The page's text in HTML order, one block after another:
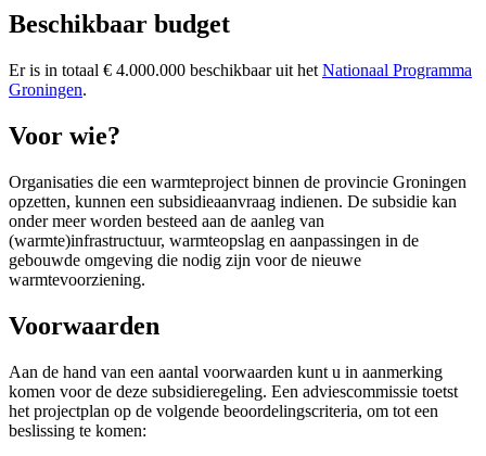
Beschikbaar budget
Er is in totaal € 4.000.000 beschikbaar uit het Nationaal Programma
Groningen.
Voor wie?
Organisaties die een warmteproject binnen de provincie Groningen
opzetten, kunnen een subsidieaanvraag indienen. De subsidie kan
onder meer worden besteed aan de aanleg van
(warmte)infrastructuur, warmteopslag en aanpassingen in de
gebouwde omgeving die nodig zijn voor de nieuwe
warmtevoorziening.
Voorwaarden
Aan de hand van een aantal voorwaarden kunt u in aanmerking
komen voor de deze subsidieregeling. Een adviescommissie toetst
het projectplan op de volgende beoordelingscriteria, om tot een
beslissing te komen: